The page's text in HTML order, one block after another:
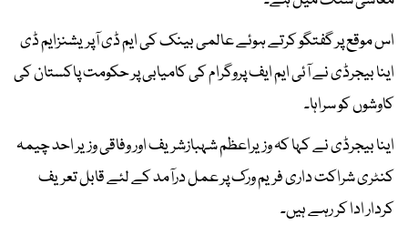
اس موقع پر گفتگو کرتے ہوئے عالمی بینک کی ایم ڈی آپریشنزایم ڈی
اینا بیجرڈی نے آئی ایم ایف پروگرام کی کامیابی پر حکومت پاکستان کی
کاوشوں کو سراہا۔
اینا بیجرڈی نے کہا کہ وزیراعظم شہبازشریف اور وفاقی وزیر احد چیمہ
کنٹری شراکت داری فریم ورک پر عمل درآمد کے لئے قابل تعریف
کردار ادا کر رہے ہیں۔